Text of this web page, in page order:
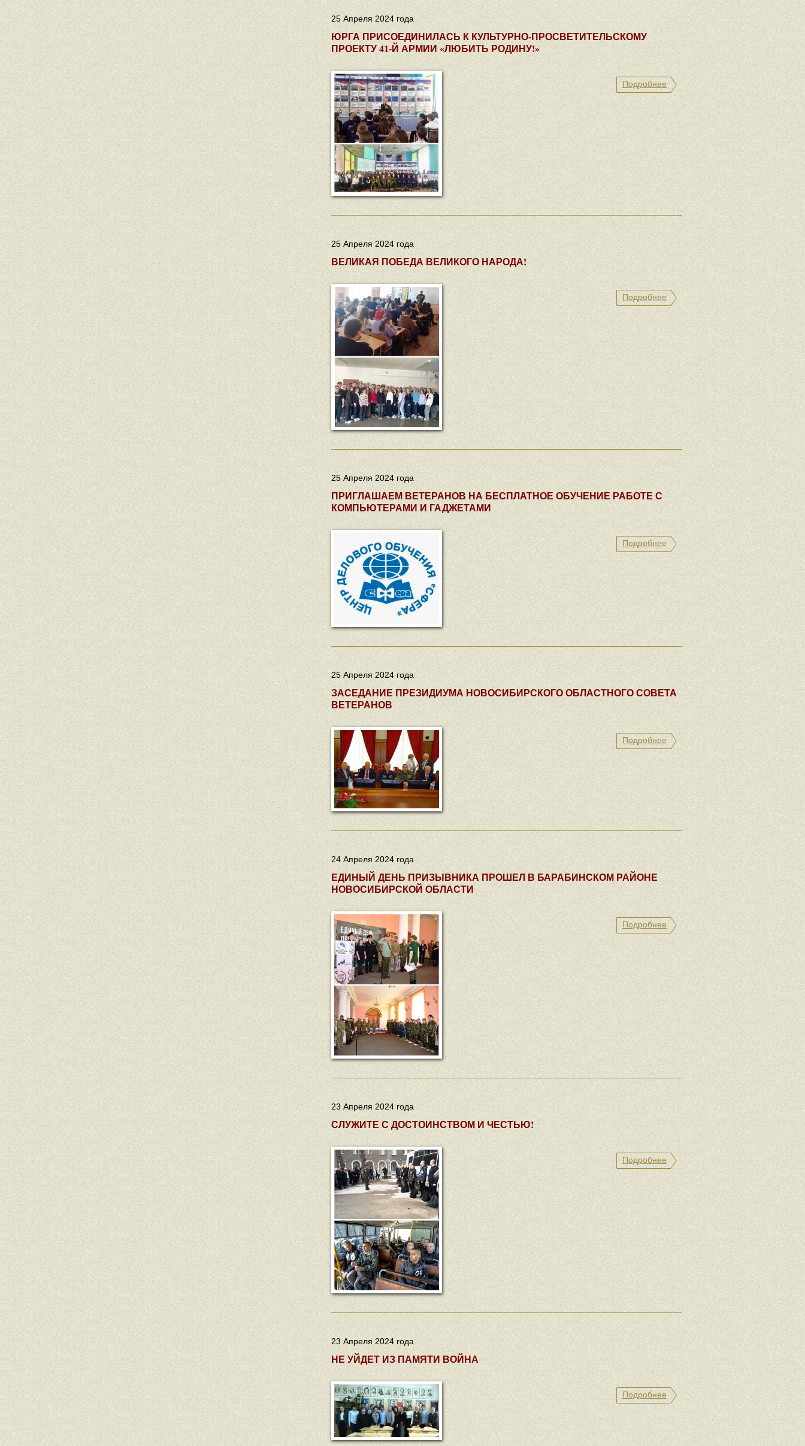
25 Апреля 2024 года
ЮРГА ПРИСОЕДИНИЛАСЬ К КУЛЬТУРНО-ПРОСВЕТИТЕЛЬСКОМУ
ПРОЕКТУ 41-Й АРМИИ «ЛЮБИТЬ РОДИНУ!»
Подробнее
25 Апреля 2024 года
ВЕЛИКАЯ ПОБЕДА ВЕЛИКОГО НАРОДА!
Подробнее
25 Апреля 2024 года
ПРИГЛАШАЕМ ВЕТЕРАНОВ НА БЕСПЛАТНОЕ ОБУЧЕНИЕ РАБОТЕ С
КОМПЬЮТЕРАМИ И ГАДЖЕТАМИ
Подробнее
25 Апреля 2024 года
ЗАСЕДАНИЕ ПРЕЗИДИУМА НОВОСИБИРСКОГО ОБЛАСТНОГО СОВЕТА
ВЕТЕРАНОВ
Подробнее
24 Апреля 2024 года
ЕДИНЫЙ ДЕНЬ ПРИЗЫВНИКА ПРОШЕЛ В БАРАБИНСКОМ РАЙОНЕ
НОВОСИБИРСКОЙ ОБЛАСТИ
Подробнее
23 Апреля 2024 года
СЛУЖИТЕ С ДОСТОИНСТВОМ И ЧЕСТЬЮ!
Подробнее
23 Апреля 2024 года
НЕ УЙДЕТ ИЗ ПАМЯТИ ВОЙНА
Подробнее